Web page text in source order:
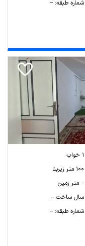
شماره طبقه: --
1 خواب
100 متر زیربنا
-- متر زمین
سال ساخت --
شماره طبقه: --